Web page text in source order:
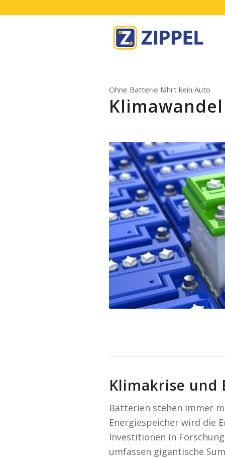
Ohne Batterie fährt kein Auto
Klimakrise und
Batterien stehen immer
Energiespeicher wird die
Investitionen in
umfassen gigantische